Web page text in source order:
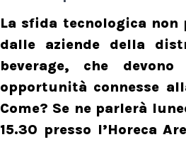
La sfida tecnologica non
dalle aziende della
beverage, che
opportunità connesse
Come? Se ne parlerà
15.30 presso l’Horeca